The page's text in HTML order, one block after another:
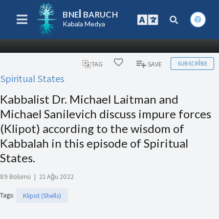
BNEI BARUCH
Kabala Medya
TAG SAVE SUBSCRIBE
Spiritual States
Kabbalist Dr. Michael Laitman and
Michael Sanilevich discuss impure forces
(Klipot) according to the wisdom of
Kabbalah in this episode of Spiritual
States.
89 Bölümü | 21 Ağu 2022
Tags: Klipot (Shells)